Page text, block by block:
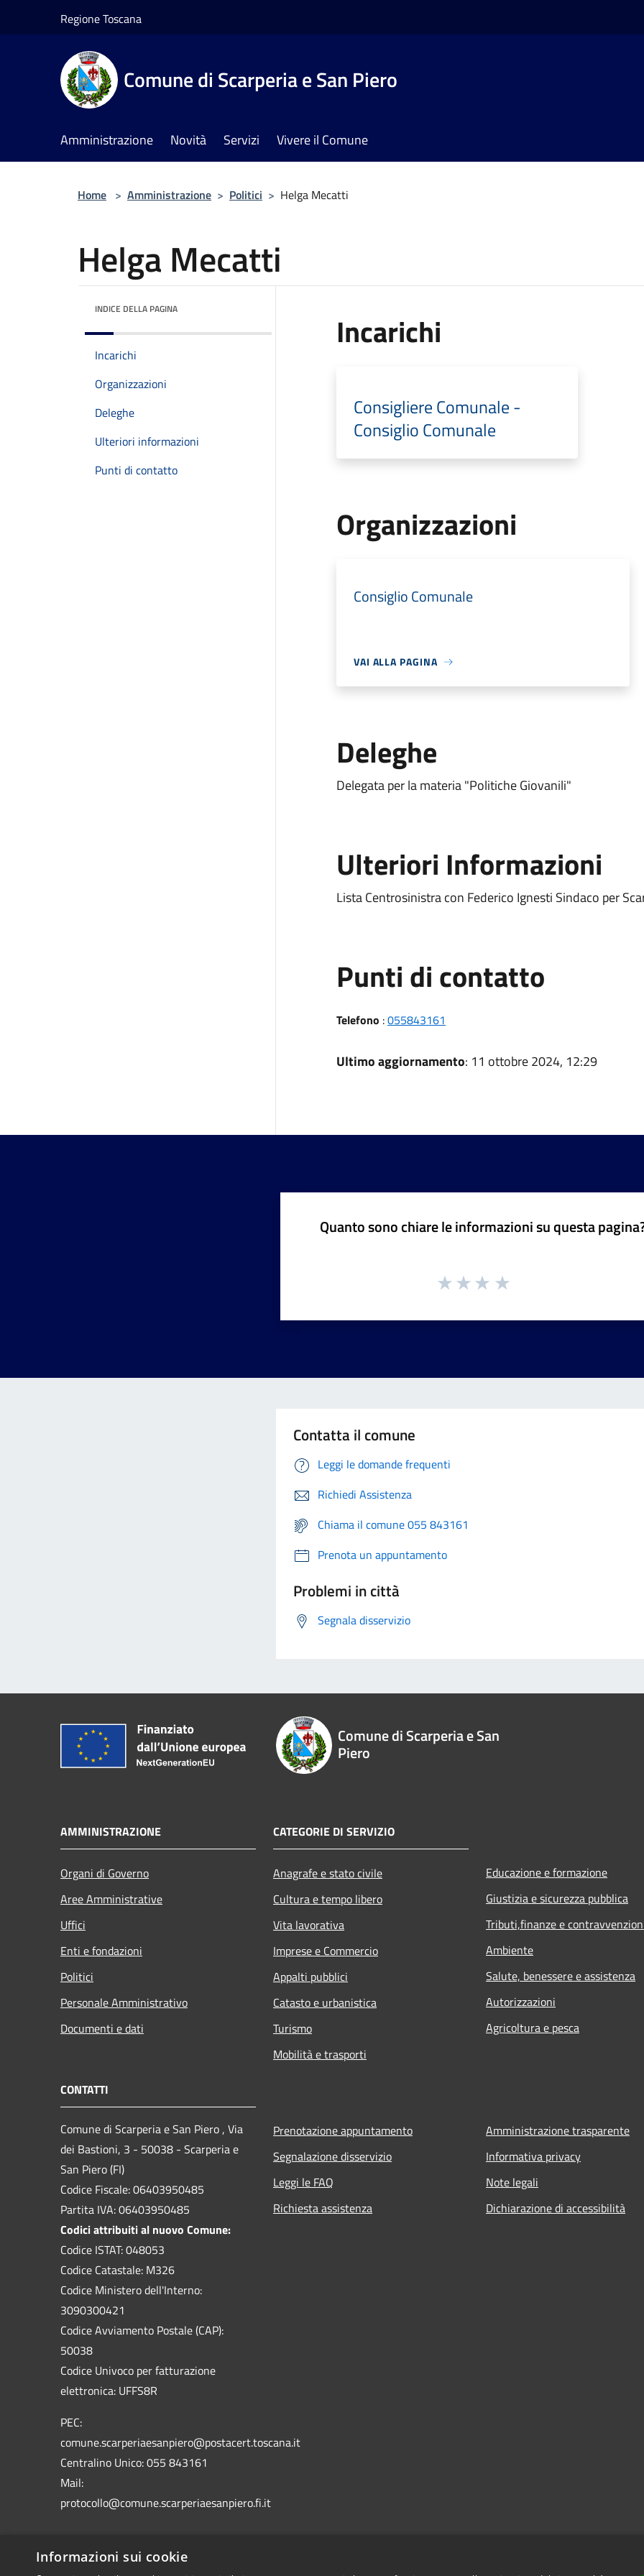
Regione Toscana
Comune di Scarperia e San Piero
Amministrazione Novità Servizi Vivere il Comune
Home > Amministrazione > Politici > Helga Mecatti
Helga Mecatti
INDICE DELLA PAGINA
Incarichi
Organizzazioni
Deleghe
Ulteriori informazioni
Punti di contatto
Incarichi
Consigliere Comunale -
Consiglio Comunale
Organizzazioni
Consiglio Comunale
VAI ALLA PAGINA
Deleghe
Delegata per la materia "Politiche Giovanili"
Ulteriori Informazioni
Lista Centrosinistra con Federico Ignesti Sindaco per
Punti di contatto
Telefono :055843161
Ultimo aggiornamento: 11 ottobre 2024, 12:29
Quanto sono chiare le informazioni su questa
Contatta il comune
Leggi le domande frequenti
Richiedi Assistenza
Chiama il comune 055 843161
Prenota un appuntamento
Problemi in città
Segnala disservizio
Comune di Scarperia e San
Piero
AMMINISTRAZIONE
Organi di Governo
Aree Amministrative
Uffici
Enti e fondazioni
Politici
Personale Amministrativo
Documenti e dati
CATEGORIE DI SERVIZIO
Anagrafe e stato civile
Cultura e tempo libero
Vita lavorativa
Imprese e Commercio
Appalti pubblici
Catasto e urbanistica
Turismo
Mobilità e trasporti
Educazione e formazione
Giustizia e sicurezza pubblica
Tributi,finanze e
Ambiente
Salute, benessere e assistenza
Autorizzazioni
Agricoltura e pesca
CONTATTI
Comune di Scarperia e San Piero , Via
dei Bastioni, 3 - 50038 - Scarperia e
San Piero (FI)
Codice Fiscale: 06403950485
Partita IVA: 06403950485
Codici attribuiti al nuovo Comune:
Codice ISTAT: 048053
Codice Catastale: M326
Codice Ministero dell'Interno:
3090300421
Codice Avviamento Postale (CAP):
50038
Codice Univoco per fatturazione
elettronica: UFFS8R
PEC:
comune.scarperiaesanpiero@postacert.toscana.it
Centralino Unico: 055 843161
Mail:
protocollo@comune.scarperiaesanpiero.fi.it
Prenotazione appuntamento
Segnalazione disservizio
Leggi le FAQ
Richiesta assistenza
Amministrazione trasparente
Informativa privacy
Note legali
Dichiarazione di accessibilità
Informazioni sui cookie